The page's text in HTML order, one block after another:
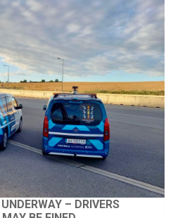
– DRIVERS